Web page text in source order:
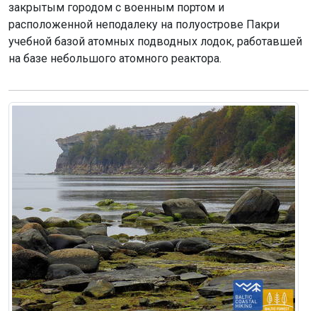
закрытым городом с военным портом и
расположенной неподалеку на полуострове Пакри
учебной базой атомных подводных лодок, работавшей
на базе небольшого атомного реактора.